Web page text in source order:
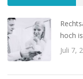
hoch
Juli 7,